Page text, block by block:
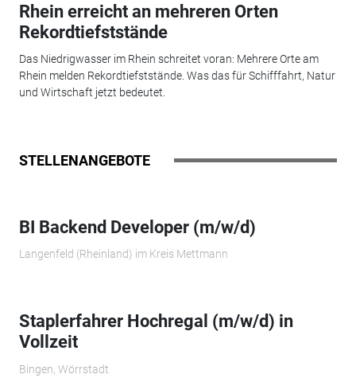
Rhein erreicht an mehreren Orten
Rekordtiefststände
Das Niedrigwasser im Rhein schreitet voran: Mehrere Orte am
Rhein melden Rekordtiefststände. Was das für Schifffahrt, Natur
und Wirtschaft jetzt bedeutet.
STELLENANGEBOTE
BI Backend Developer (m/w/d)
Langenfeld (Rheinland) im Kreis Mettmann
Staplerfahrer Hochregal (m/w/d) in
Vollzeit
Bingen, Wörrstadt